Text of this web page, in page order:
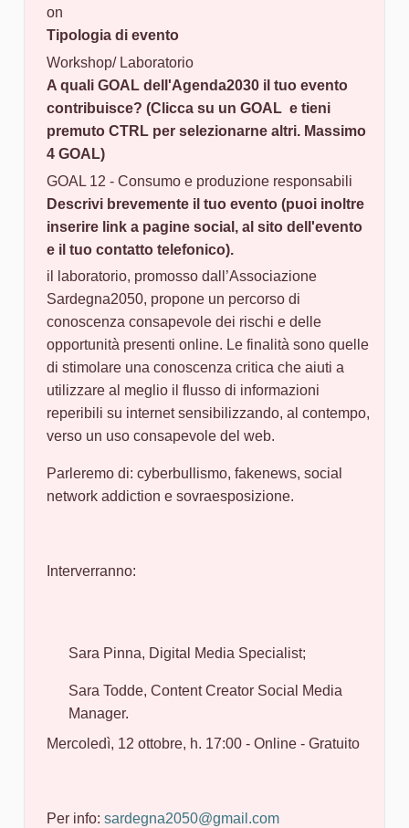
on
Tipologia di evento
Workshop/ Laboratorio
A quali GOAL dell'Agenda2030 il tuo evento
contribuisce? (Clicca su un GOAL e tieni
premuto CTRL per selezionarne altri. Massimo
4 GOAL)
GOAL 12 - Consumo e produzione responsabili
Descrivi brevemente il tuo evento (puoi inoltre
inserire link a pagine social, al sito dell'evento
e il tuo contatto telefonico).
il laboratorio, promosso dall’Associazione
Sardegna2050, propone un percorso di
conoscenza consapevole dei rischi e delle
opportunità presenti online. Le finalità sono quelle
di stimolare una conoscenza critica che aiuti a
utilizzare al meglio il flusso di informazioni
reperibili su internet sensibilizzando, al contempo,
verso un uso consapevole del web.
Parleremo di: cyberbullismo, fakenews, social
network addiction e sovraesposizione.
Interverranno:
Sara Pinna, Digital Media Specialist;
Sara Todde, Content Creator Social Media
Manager.
Mercoledì, 12 ottobre, h. 17:00 - Online - Gratuito
Per info: sardegna2050@gmail.com